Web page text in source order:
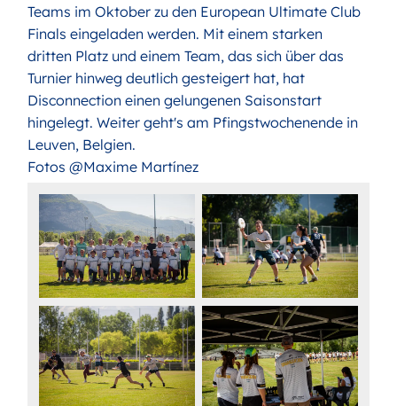
Teams im Oktober zu den European Ultimate Club
Finals eingeladen werden. Mit einem starken
dritten Platz und einem Team, das sich über das
Turnier hinweg deutlich gesteigert hat, hat
Disconnection einen gelungenen Saisonstart
hingelegt. Weiter geht's am Pfingstwochenende in
Leuven, Belgien.
Fotos @Maxime Martínez